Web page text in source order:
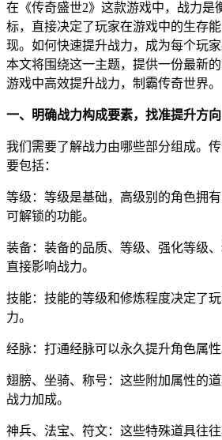
在《传奇盛世2》这款游戏中，战力是
标，直接决定了玩家在游戏中的生存
现。如何快速提升战力，成为每个玩家
本文将围绕这一主题，提供一份最新
游戏中高效提升战力，制霸传奇世界。
一、明确战力构成要素，找准提升方向
我们需要了解战力由哪些部分组成。
要包括：
等级：等级是基础，高级别的角色拥
可解锁的功能。
装备：装备的品质、等级、强化等级
直接影响战力。
技能：技能的等级和修炼程度决定了
力。
经脉：打通经脉可以永久提升角色属性
翅膀、坐骑、称号：这些附加属性的
战力加成。
神兵、法宝、符文：这些特殊道具往